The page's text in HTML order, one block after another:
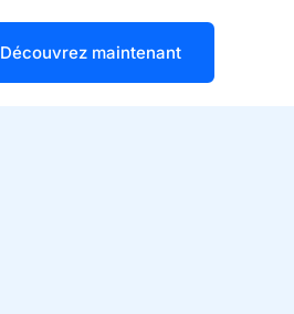
Découvrez maintenant